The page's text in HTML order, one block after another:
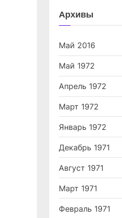
Архивы
Май 2016
Май 1972
Апрель 1972
Март 1972
Январь 1972
Декабрь 1971
Август 1971
Март 1971
Февраль 1971